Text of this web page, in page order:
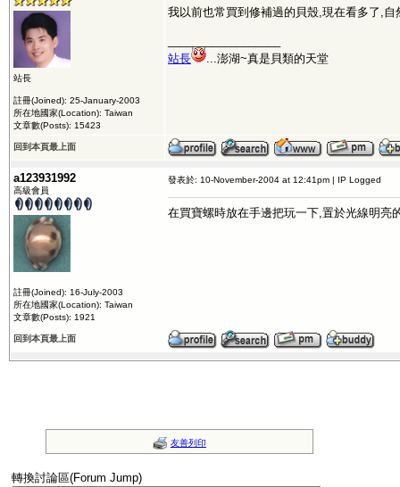
站長
註冊(Joined): 25-January-2003
所在地國家(Location): Taiwan
文章數(Posts): 15423
我以前也常買到修補過的貝殼,現在看多了,
站長
...澎湖~真是貝類的天堂
回到本頁最上面
a123931992
高級會員
註冊(Joined): 16-July-2003
所在地國家(Location): Taiwan
文章數(Posts): 1921
發表於: 10-November-2004 at 12:41pm | IP Logged
在買寶螺時放在手邊把玩一下,置於光線明亮
回到本頁最上面
友善列印
轉換討論區(Forum Jump)